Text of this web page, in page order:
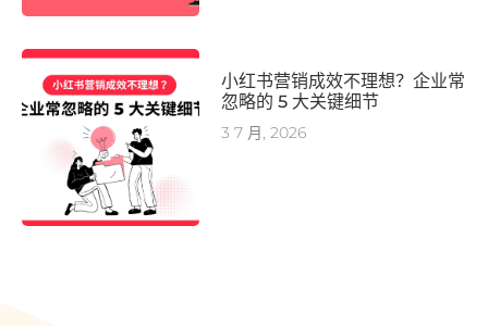
小红书营销成效不理想？企业常
忽略的 5 大关键细节
3 7 月, 2026